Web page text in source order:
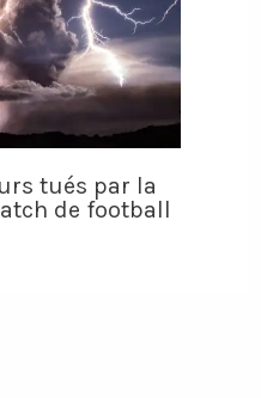
tués par la
de football